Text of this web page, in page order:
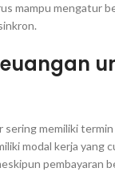
mampu mengatur
sering memiliki
modal kerja yang
pembayaran